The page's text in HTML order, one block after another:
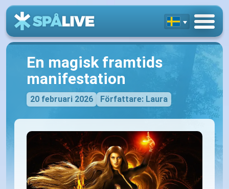
En magisk framtids
manifestation
20 februari 2026 Författare: Laura